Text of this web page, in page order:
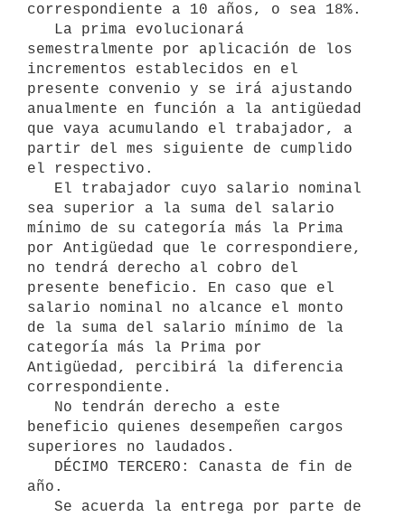
correspondiente a 10 años, o sea 18%.
semestralmente por aplicación de los
incrementos establecidos en el
presente convenio y se irá ajustando
anualmente en función a la antigüedad
que vaya acumulando el trabajador, a
partir del mes siguiente de cumplido
el respectivo.
sea superior a la suma del salario
mínimo de su categoría más la Prima
por Antigüedad que le correspondiere,
no tendrá derecho al cobro del
presente beneficio. En caso que el
salario nominal no alcance el monto
de la suma del salario mínimo de la
categoría más la Prima por
Antigüedad, percibirá la diferencia
correspondiente.
beneficio quienes desempeñen cargos
superiores no laudados.
año.